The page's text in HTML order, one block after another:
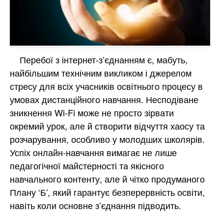
Перебої з інтернет-з’єднанням є, мабуть,
найбільшим технічним викликом і джерелом
стресу для всіх учасників освітнього процесу в
умовах дистанційного навчання. Несподіване
зникнення Wi-Fi може не просто зірвати
окремий урок, але й створити відчуття хаосу та
розчарування, особливо у молодших школярів.
Успіх онлайн-навчання вимагає не лише
педагогічної майстерності та якісного
навчального контенту, але й чітко продуманого
Плану ‘Б’, який гарантує безперервність освіти,
навіть коли основне з’єднання підводить.